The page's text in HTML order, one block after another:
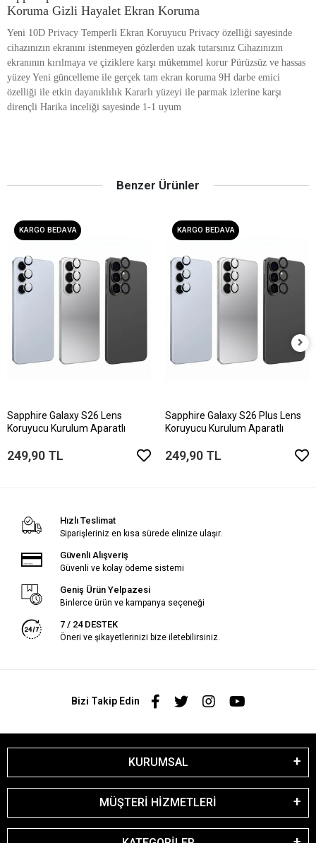
Koruma Gizli Hayalet Ekran Koruma
Yeni 10D Privacy Temperli Ekran Koruyucu Privacy özelliği sayesinde
cihazınızın ekranını istenmeyen gözlerden uzak tutarsınız Cihazınızın
ekranının kırılmaya ve çiziklere karşı mükemmel korur Pürüzsüz ve hassas
yüzey Yeni güncelleme ile gerçek tam ekran koruma 9H darbe emici
özelliği ile etkin dayanıklılık Kararlı yüzeyi ile parmak izlerine karşı
dirençli Harika inceliği sayesinde 1-1 uyum
Benzer Ürünler
KARGO BEDAVA
Sapphire Galaxy S26 Lens
Koruyucu Kurulum Aparatlı
249,90 TL
KARGO BEDAVA
Sapphire Galaxy S26 Plus Lens
Koruyucu Kurulum Aparatlı
249,90 TL
Hızlı Teslimat
Siparişleriniz en kısa sürede elinize ulaşır.
Güvenli Alışveriş
Güvenli ve kolay ödeme sistemi
Geniş Ürün Yelpazesi
Binlerce ürün ve kampanya seçeneği
7 / 24 DESTEK
Öneri ve şikayetlerinizi bize iletebilirsiniz.
Bizi Takip Edin
KURUMSAL
MÜŞTERİ HİZMETLERİ